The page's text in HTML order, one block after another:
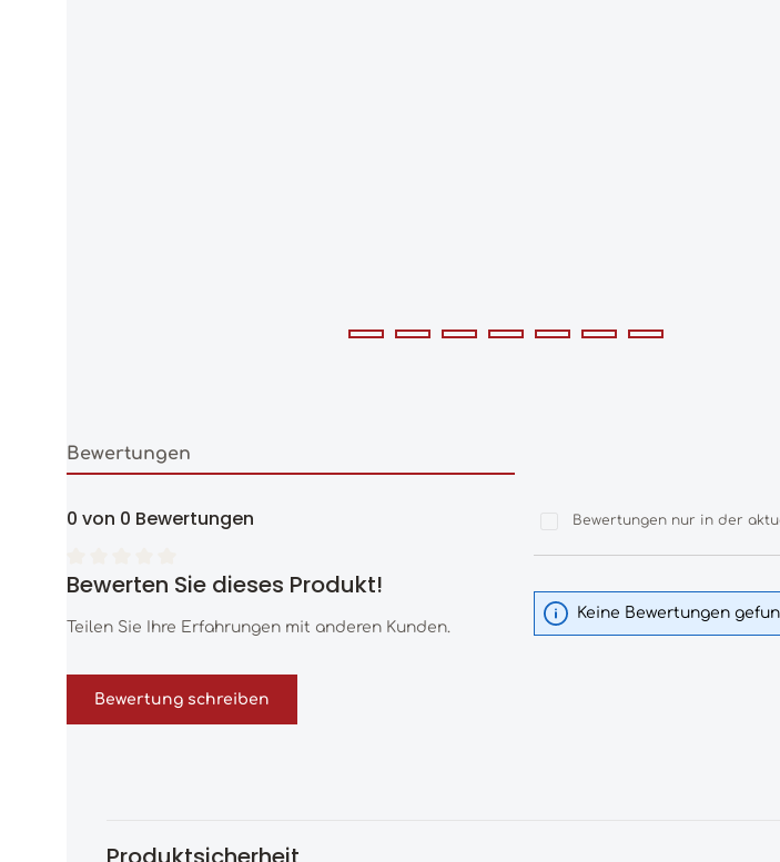
Bewertungen
0 von 0 Bewertungen
Durchschnittliche Bewertung von 0 von 5 Sternen
Bewerten Sie dieses Produkt!
Teilen Sie Ihre Erfahrungen mit anderen Kunden.
Bewertung schreiben
Bewertungen nur in der
Keine Bewertungen